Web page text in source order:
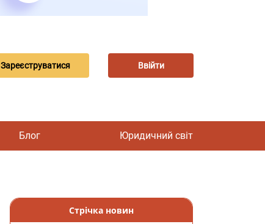
Зареєструватися Ввійти
Блог Юридичний світ
Стрічка новин